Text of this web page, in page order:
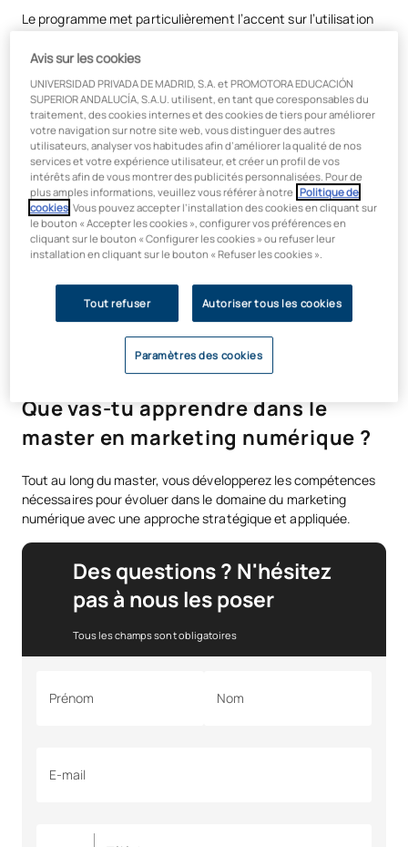
Le programme met particulièrement l’accent sur l’utilisation
ainsi que sur la maîtrise des
(analyse de données, CRM et plateformes publicitaires),
facilitant ainsi une application directe dans des contextes
professionnels.
La formule en ligne permet deconcilier la formation et
l’activité professionnelle, favorisant ainsi la mise en
pratique progressive des connaissances.
L'UAX est membre de l'AACSB, la plus grande alliance
mondiale dans le domaine de l'enseignement des affaires
Ce partenariat avec des institutions de premier plan dans plus
l'échelle internationale et offrant une forte employabilité.
Que vas-tu apprendre dans le
master en marketing numérique ?
Tout au long du master, vous développerez les compétences
nécessaires pour évoluer dans le domaine du marketing
numérique avec une approche stratégique et appliquée.
Des questions ? N'hésitez
pas à nous les poser
Tous les champs sont obligatoires
Prénom Nom
E-mail
Avis sur les cookies
UNIVERSIDAD PRIVADA DE MADRID, S.A. et PROMOTORA EDUCACIÓN
SUPERIOR ANDALUCÍA, S.A.U. utilisent, en tant que coresponsables du
traitement, des cookies internes et des cookies de tiers pour améliorer
votre navigation sur notre site web, vous distinguer des autres
utilisateurs, analyser vos habitudes afin d’améliorer la qualité de nos
services et votre expérience utilisateur, et créer un profil de vos
intérêts afin de vous montrer des publicités personnalisées. Pour de
plus amples informations, veuillez vous référer à notre Politique de
cookies . Vous pouvez accepter l’installation des cookies en cliquant sur
le bouton « Accepter les cookies », configurer vos préférences en
cliquant sur le bouton « Configurer les cookies » ou refuser leur
installation en cliquant sur le bouton « Refuser les cookies ».
Tout refuser Autoriser tous les cookies
Paramètres des cookies